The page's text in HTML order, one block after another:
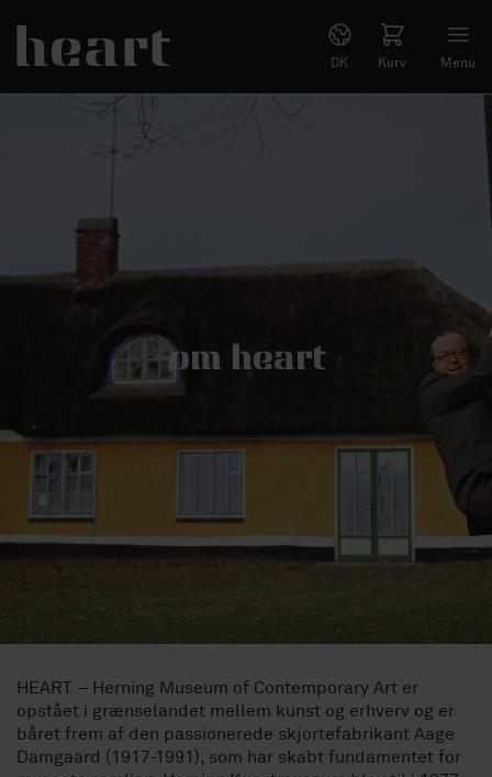
DK Kurv Menu
om heart
HEART – Herning Museum of Contemporary Art er
opstået i grænselandet mellem kunst og erhverv og er
båret frem af den passionerede skjortefabrikant Aage
Damgaard (1917-1991), som har skabt fundamentet for